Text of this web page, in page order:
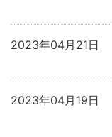
2023年04月21日
2023年04月19日